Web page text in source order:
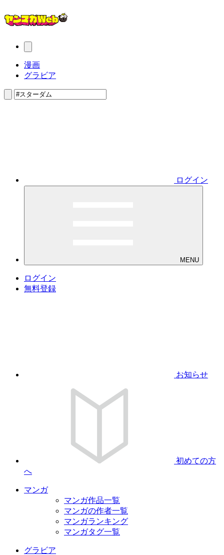
漫画
グラビア
ログイン
MENU
ログイン
無料登録
お知らせ
初めての方
へ
マンガ
マンガ作品一覧
マンガの作者一覧
マンガランキング
マンガタグ一覧
グラビア